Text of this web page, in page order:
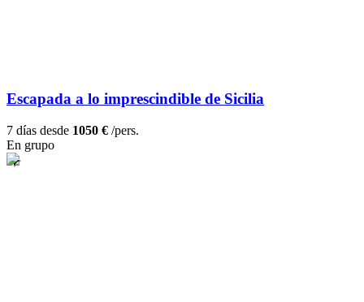
Escapada a lo imprescindible de Sicilia
7 días desde 1050 € /pers.
En grupo